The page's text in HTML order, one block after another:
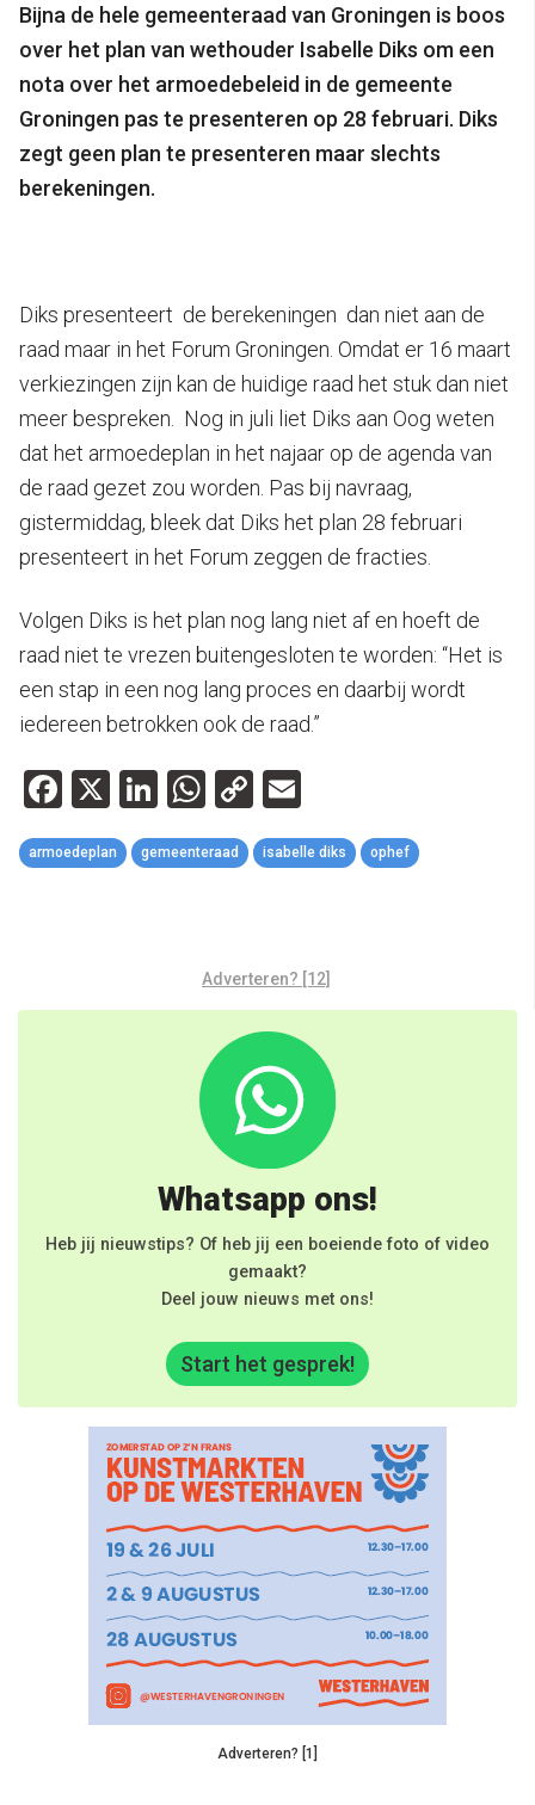
Bijna de hele gemeenteraad van Groningen is boos
over het plan van wethouder Isabelle Diks om een
nota over het armoedebeleid in de gemeente
Groningen pas te presenteren op 28 februari. Diks
zegt geen plan te presenteren maar slechts
berekeningen.
Diks presenteert de berekeningen dan niet aan de
raad maar in het Forum Groningen. Omdat er 16 maart
verkiezingen zijn kan de huidige raad het stuk dan niet
meer bespreken. Nog in juli liet Diks aan Oog weten
dat het armoedeplan in het najaar op de agenda van
de raad gezet zou worden. Pas bij navraag,
gistermiddag, bleek dat Diks het plan 28 februari
presenteert in het Forum zeggen de fracties.
Volgen Diks is het plan nog lang niet af en hoeft de
raad niet te vrezen buitengesloten te worden: “Het is
een stap in een nog lang proces en daarbij wordt
iedereen betrokken ook de raad.”
Facebook
X LinkedIn
WhatsApp
Copy
Link
armoedeplan gemeenteraad isabelle diks ophef
Adverteren? [12]
Whatsapp ons!
Heb jij nieuwstips? Of heb jij een boeiende foto of video
gemaakt?
Deel jouw nieuws met ons!
Start het gesprek!
Adverteren? [1]